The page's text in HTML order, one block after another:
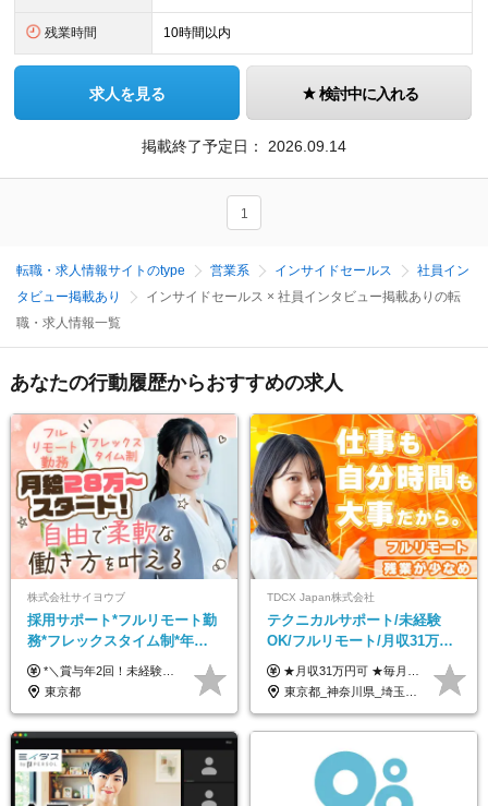
残業時間 10時間以内
求人を見る 検討中に入れる
掲載終了予定日： 2026.09.14
1
転職・求人情報サイトのtype 営業系 インサイドセールス
社員イン
タビュー掲載あり
インサイドセールス × 社員インタビュー掲載ありの転
職・求人情報一覧
あなたの行動履歴からおすすめの求人
株式会社サイヨウブ
採用サポート*フルリモート勤
務*フレックスタイム制*年休
120日*土日祝休み*残業ほぼな
し*育児中社員8割以上
*＼賞与年2回！未経験から月給28万円スタート／* ◆月給28万～40万円＋賞与年2回＋各種インセンティブ ※経験・スキルを考慮の上、決定します ※試用期間6ヶ月間あり（期間中は月給26万円～になります。その他待遇等に差異はありません） ※月給には月35時間分の固定残業代含む（月5万4800円/超過分別途支給） ※ほとんどのメンバーが残業ゼロです！フレックスタイム制のため、自分の生活に合わせて調整できます。 ＼希望性で土曜日出勤あり／ お客様より「土曜日に応募者の対応をしてほしい」という ご要望を受けた際に、応募者対応⇒求職者との メッセージのやり取りなど、対応が発生する場合があります。 ※土曜日に出勤いただく場合は ・2時間稼働：4500円 ・4時間稼働：9000円 の給与が発生。勤務時間が4時間超えることは原則ありません。 短期間で高い給与をGETできるチャンスです♪
東京都
TDCX Japan株式会社
テクニカルサポート/未経験
OK/フルリモート/月収31万円
可/月最大3万のインセンティ
ブ支給/平均年齢33歳
★月収31万円可 ★毎月「最大3万円」のインセンティブあり 月給266,228円～＋スキル手当（15,000円）＋インセンティブ（月最大3万円） ※月給例（月額最大額）：281,228 円＋残業代発生分 インセンティブを最大まで取得できた場合は、月額最大額：311,228円＋残業代発生分 となります ※経験・スキルなどを考慮し決定します ※残業代は1分単位で支給 ※試用期間3ヵ月あり（契約社員期間も給与・待遇に変更なし） ※インセンティブは効率性、顧客満足、勤怠状況等の結果により毎月金額が決定されます。 ＼”頑張り”はインセンティブで還元！／ 入社3ヶ月目から、目標数字やKPI、勤怠状況、お客様アンケートなどをもとに評価をスタート。 最短4ヶ月目にはインセンティブの支給も可能です！
東京都_神奈川県_埼玉県_千葉県_大阪府_愛知県_北海道_青森県_岩手県_宮城県_秋田県_山形県_福島県_茨城県_栃木県_群馬県_新潟県_山梨県_長野県_富山県_石川県_福井県_静岡県_岐阜県_三重県_兵庫県_京都府_滋賀県_奈良県_和歌山県_広島県_岡山県_鳥取県_島根県_山口県_徳島県_香川県_愛媛県_高知県_福岡県_熊本県_佐賀県_長崎県_大分県_宮崎県_鹿児島県_沖縄県